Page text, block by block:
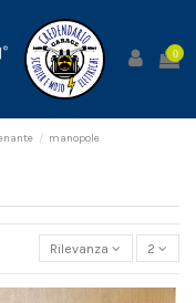
0
manopole
Rilevanza 2